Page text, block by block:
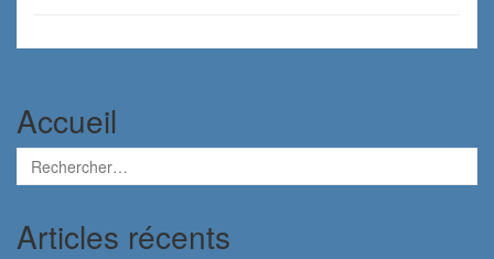
Accueil
Articles récents